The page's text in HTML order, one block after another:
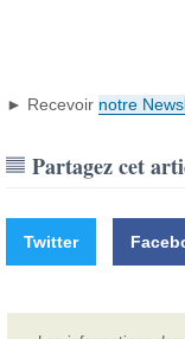
► Recevoir notre
Partagez cet
Twitter